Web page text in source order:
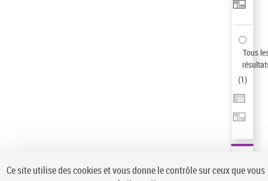
Tous
(1)
Ce site utilise des cookies et vous donne le contrôle sur ceux que vous